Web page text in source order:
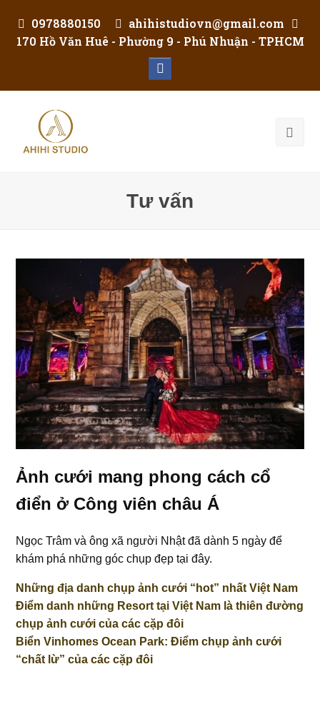
0978880150
ahihistudiovn@gmail.com
170 Hồ Văn Huê - Phường 9 - Phú Nhuận - TPHCM
Tư vấn
Ảnh cưới mang phong cách cổ
điển ở Công viên châu Á
Ngọc Trâm và ông xã người Nhật đã dành 5 ngày để
khám phá những góc chụp đẹp tại đây.
Những địa danh chụp ảnh cưới “hot” nhất Việt Nam
Điểm danh những Resort tại Việt Nam là thiên đường
chụp ảnh cưới của các cặp đôi
Biển Vinhomes Ocean Park: Điểm chụp ảnh cưới
“chất lừ” của các cặp đôi